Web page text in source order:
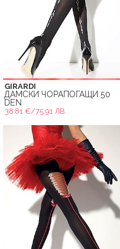
GIRARDI
ДАМСКИ ЧОРАПОГАЩИ 50
DEN
38.81 €/75.91 ЛВ.